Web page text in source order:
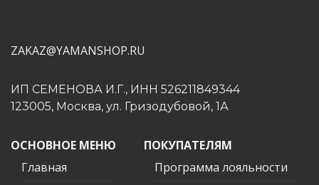
ZAKAZ@YAMANSHOP.RU
ИП СЕМЕНОВА И.Г., ИНН 526211849344
123005, Москва, ул. Гризодубовой, 1А
ОСНОВНОЕ МЕНЮ
Главная
ПОКУПАТЕЛЯМ
Программа лояльности